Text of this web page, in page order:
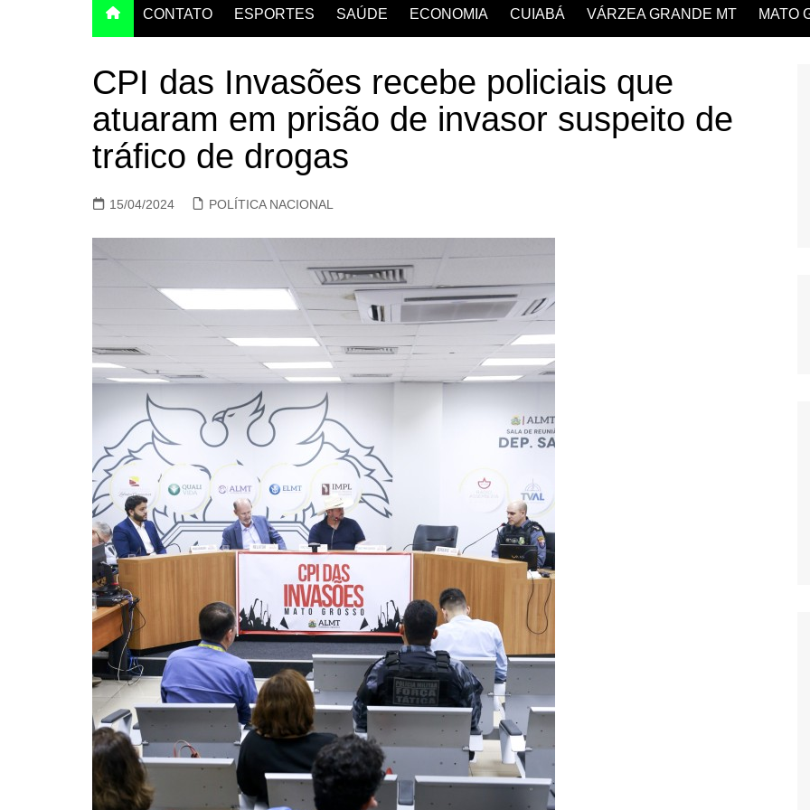
CONTATO ESPORTES SAÚDE ECONOMIA CUIABÁ VÁRZEA GRANDE MT MATO
CPI das Invasões recebe policiais que
atuaram em prisão de invasor suspeito de
tráfico de drogas
15/04/2024 POLÍTICA NACIONAL